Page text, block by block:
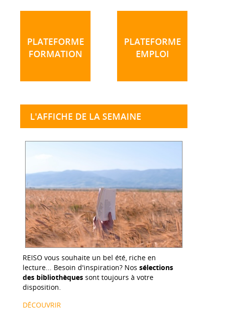
PLATEFORME
FORMATION
PLATEFORME
EMPLOI
L'AFFICHE DE LA SEMAINE
REISO vous souhaite un bel été, riche en
lecture... Besoin d'inspiration? Nos sélections
des bibliothèques sont toujours à votre
disposition.
DÉCOUVRIR